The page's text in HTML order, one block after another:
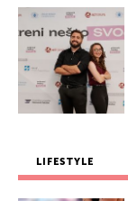
LIFESTYLE